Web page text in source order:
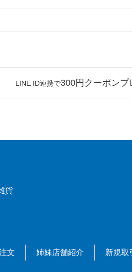
LINE ID連携で300円クーポンプ
貨
文 姉妹店舗紹介 新規取